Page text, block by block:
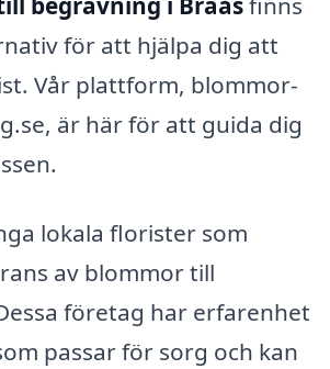
för att hjälpa dig att
Vår plattform, blommor-
är här för att guida dig
lokala florister som
av blommor till
företag har erfarenhet
passar för sorg och kan